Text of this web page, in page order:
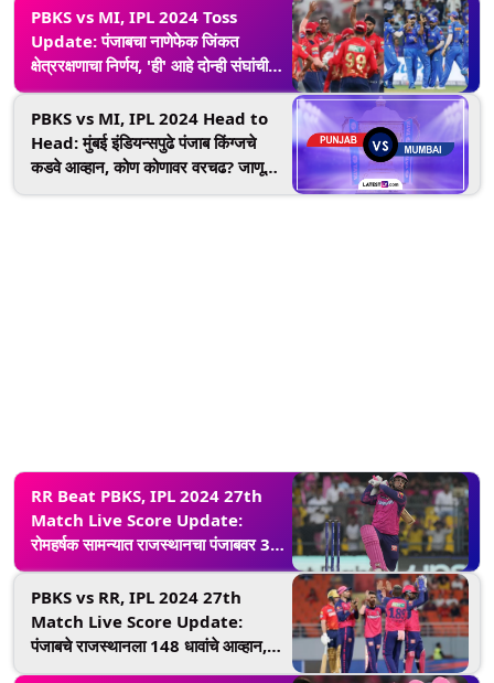
PBKS vs MI, IPL 2024 Toss
Update: पंजाबचा नाणेफेक जिंकत
क्षेत्ररक्षणाचा निर्णय, 'ही' आहे दोन्ही संघांची
प्लेइंग इलेव्हन
PBKS vs MI, IPL 2024 Head to
Head: मुंबई इंडियन्सपुढे पंजाब किंग्जचे
कडवे आव्हान, कोण कोणावर वरचढ? जाणून
RR Beat PBKS, IPL 2024 27th
Match Live Score Update:
रोमहर्षक सामन्यात राजस्थानचा पंजाबवर 3
विकेटने विजय, शिमरॉन हेटमायरची मॅच
विनिंग खेळी
PBKS vs RR, IPL 2024 27th
Match Live Score Update:
पंजाबचे राजस्थानला 148 धावांचे आव्हान,
अभिषेक शर्माची तुफान खेळी